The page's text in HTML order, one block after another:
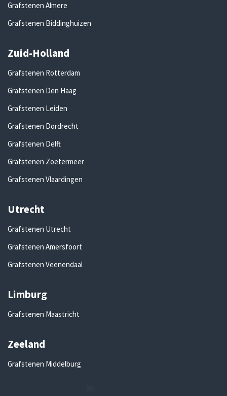
Grafstenen Almere
Grafstenen Biddinghuizen
Zuid-Holland
Grafstenen Rotterdam
Grafstenen Den Haag
Grafstenen Leiden
Grafstenen Dordrecht
Grafstenen Delft
Grafstenen Zoetermeer
Grafstenen Vlaardingen
Utrecht
Grafstenen Utrecht
Grafstenen Amersfoort
Grafstenen Veenendaal
Limburg
Grafstenen Maastricht
Zeeland
Grafstenen Middelburg